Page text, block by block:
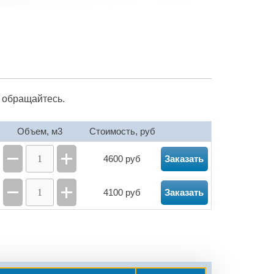
Объем, м3 Стоимость, руб
4600 руб Заказать
4100 руб Заказать